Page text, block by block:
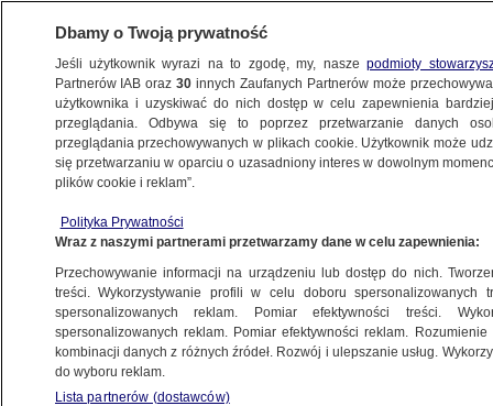
CIEKAWOSTKI
6.07.2007, 08:54Aktualizacja: 6.07.2007, 08:50
Udostępnij
Dbamy o Twoją prywatność
Jeśli użytkownik wyrazi na to zgodę, my, naszepodmioty
Partnerów IAB oraz30 innych Zaufanych Partnerów może
użytkownika i uzyskiwać do nich dostęp w celu zapewnienia
przeglądania. Odbywa się to poprzez przetwarzanie danych
przeglądania przechowywanych w plikach cookie. Użytkownik może
się przetwarzaniu w oparciu o uzasadniony interes w dowolnym
plików cookie i reklam”.
Polityka Prywatności
Wraz z naszymi partnerami przetwarzamy dane w celu zapewnienia:
Przechowywanie informacji na urządzeniu lub dostęp do nich.
treści. Wykorzystywanie profili w celu doboru spersonalizowanych
spersonalizowanych reklam. Pomiar efektywności treści.
spersonalizowanych reklam. Pomiar efektywności reklam.
kombinacji danych z różnych źródeł. Rozwój i ulepszanie usług.
do wyboru reklam.
Lista partnerów (dostawców)